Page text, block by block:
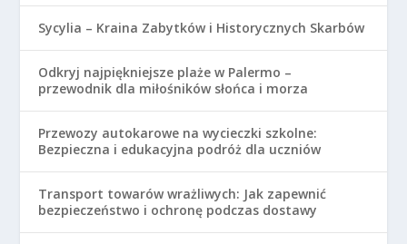
Sycylia – Kraina Zabytków i Historycznych Skarbów
Odkryj najpiękniejsze plaże w Palermo –
przewodnik dla miłośników słońca i morza
Przewozy autokarowe na wycieczki szkolne:
Bezpieczna i edukacyjna podróż dla uczniów
Transport towarów wrażliwych: Jak zapewnić
bezpieczeństwo i ochronę podczas dostawy